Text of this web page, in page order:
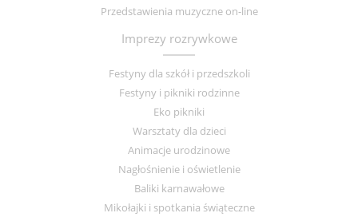
Przedstawienia muzyczne on-line
Imprezy rozrywkowe
Festyny dla szkół i przedszkoli
Festyny i pikniki rodzinne
Eko pikniki
Warsztaty dla dzieci
Animacje urodzinowe
Nagłośnienie i oświetlenie
Baliki karnawałowe
Mikołajki i spotkania świąteczne